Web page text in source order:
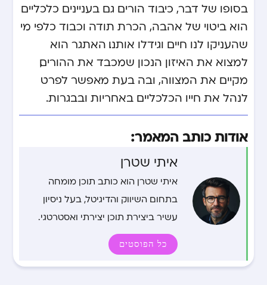
בסופו של דבר, כיבוד הורים גם בעניינים כלכליים
הוא ביטוי של אהבה, הכרת תודה וכבוד כלפי מי
שהעניקו לנו חיים וגידלו אותנו. האתגר הוא
למצוא את האיזון הנכון שמכבד את ההורים,
מקיים את המצווה, ובה בעת מאפשר לפרט
לנהל את חייו הכלכליים באחריות ובבגרות.
אודות כותב המאמר:
איתי שטרן
איתי שטרן הוא כותב תוכן מומחה
בתחום השיווק והדיגיטל, בעל ניסיון
עשיר ביצירת תוכן יצירתי ואסטרטגי.
כל הפוסטים